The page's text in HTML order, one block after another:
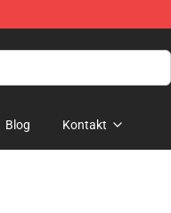
Blog Kontakt